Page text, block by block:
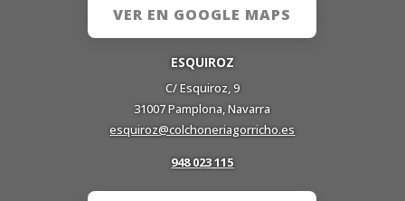
VER EN GOOGLE MAPS
ESQUIROZ
C/ Esquiroz, 9
31007 Pamplona, Navarra
esquiroz@colchoneriagorricho.es
948 023 115